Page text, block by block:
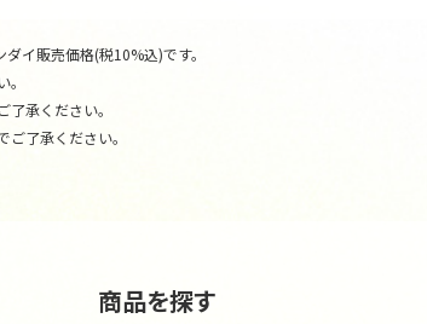
イ販売価格(税10%込)です。
承ください。
了承ください。
商品を探す